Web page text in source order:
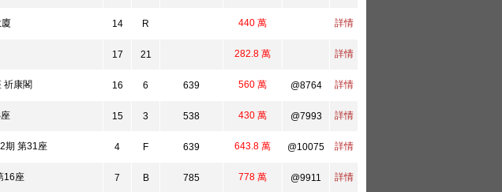
14 R 440 萬 詳情
17 21 282.8 萬 詳情
祈康閣 16 6 639 560 萬 @8764 詳情
15 3 538 430 萬 @7993 詳情
期 第31座 4 F 639 643.8 萬 @10075 詳情
16座 7 B 785 778 萬 @9911 詳情